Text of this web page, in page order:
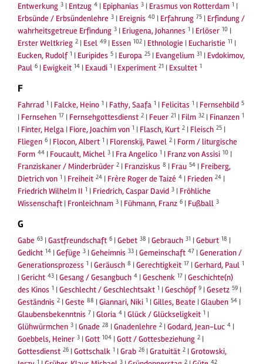
Entwerkung 3 | Entzug 4 | Epiphanias 3 | Erasmus von Rotterdam 1 |
Erbsünde / Erbsündenlehre 3 | Ereignis 40 | Erfahrung 75 | Erfindung /
wahrheitsgetreue Erfindung 3 | Eriugena, Johannes 1 | Erlöser 10 |
Erster Weltkrieg 2 | Esel 49 | Essen 102 | Ethnologie | Eucharistie 11 |
Eucken, Rudolf 1 | Euripides 5 | Europa 25 | Evangelium 31 | Evdokimov,
Paul 6 | Ewigkeit 14 | Exaudi 1 | Experiment 21 | Exsultet 1
F
Fahrrad 1 | Falcke, Heino 1 | Fathy, Saafa 1 | Felicitas 1 | Fernsehbild 5
| Fernsehen 17 | Fernsehgottesdienst 2 | Feuer 21 | Film 32 | Finanzen 1
| Finter, Helga | Fiore, Joachim von 1 | Flasch, Kurt 2 | Fleisch 25 |
Fliegen 6 | Flocon, Albert 1 | Florenskij, Pawel 2 | Form / liturgische
Form 44 | Foucault, Michel 3 | Fra Angelico 1 | Franz von Assisi 10 |
Franziskaner / Minderbrüder 2 | Franziskus 8 | Frau 54 | Freiberg,
Dietrich von 1 | Freiheit 24 | Frère Roger de Taizé 4 | Frieden 24 |
Friedrich Wilhelm II 1 | Friedrich, Caspar David 3 | Fröhliche
Wissenschaft | Fronleichnam 3 | Fühmann, Franz 6 | Fußball 3
G
Gabe 63 |Gastfreundschaft 6 |Gebet 38 |Gebrauch 31 |Geburt 18 |
Gedicht 14 |Gefüge 3 |Geheimnis 33 |Gemeinschaft 47 |Generation /
Generationsprozess 1 |Geräusch 8 |Gerechtigkeit 17 |Gerhard, Paul 1
|Gericht 43 |Gesang / Gesangbuch 4 |Geschenk 17 |Geschichte(n)
des Kinos 1 |Geschlecht / Geschlechtsakt 1 |Geschöpf 9 |Gesetz 59 |
Geständnis 2 |Geste 88 |Giannari, Niki 1 |Gilles, Beate |Glauben 54 |
Glaubensbekenntnis 7 |Gloria 4 |Glück / Glückseligkeit 1 |
Glühwürmchen 3 |Gnade 28 |Gnadenlehre 2 |Godard, Jean-Luc 4 |
Goebbels, Heiner 3 |Gott 104 |Gott / Gottesbeziehung 2 |
Gottesdienst 26 |Gottschalk 1 |Grab 26 |Gratuität 2 |Grotowski,
1 3 2 42